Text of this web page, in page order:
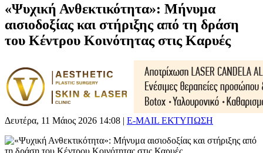
«Ψυχική Ανθεκτικότητα»: Μήνυμα
αισιοδοξίας και στήριξης από τη δράση
του Κέντρου Κοινότητας στις Καρυές
Δευτέρα, 11 Μάιος 2026 14:08 | E-MAIL ΕΚΤΥΠΩΣΗ